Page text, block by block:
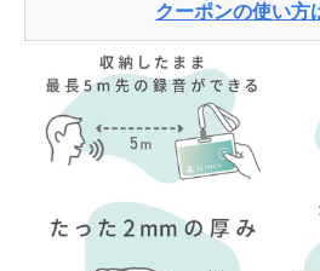
クーポンの使い方